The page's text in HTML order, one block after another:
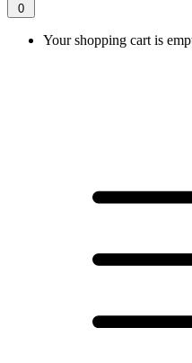
0
Your shopping cart is